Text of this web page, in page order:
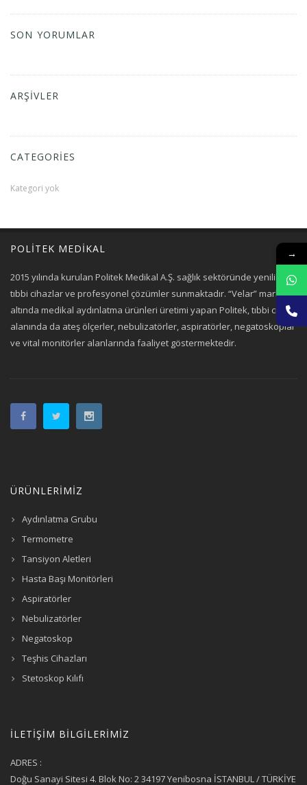
SON YORUMLAR
ARŞIVLER
CATEGORIES
Kategori yok
POLİTEK MEDİKAL
2015 yılında kurulan Politek Medikal A.Ş. sağlık sektöründe yenilikçi
tıbbi cihazlar ve profesyonel çözümler sunmaktadır. “Velar” markası
altında medikal aydınlatma ürünleri üretimi yapan Politek, tıbbi cihaz
alanında da ateş ölçerler, nebulizatörler, aspiratörler, negatoskoplar
ve vital monitörler alanlarında faaliyet göstermektedir.
ÜRÜNLERİMİZ
Aydınlatma Grubu
Termometre
Tansiyon Aletleri
Hasta Başı Monitörleri
Aspiratörler
Nebulizatörler
Negatoskop
Teşhis Cihazları
Stetoskop Kılıfı
İLETİŞİM BİLGİLERİMİZ
ADRES :
Doğu Sanayi Sitesi 4. Blok No: 2 34197 Yenibosna İSTANBUL / TÜRKİYE
→